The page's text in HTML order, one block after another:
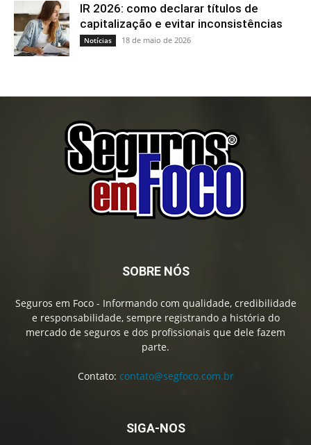
IR 2026: como declarar títulos de
capitalização e evitar inconsistências
Notícias 18 de maio de 2026
SOBRE NÓS
Seguros em Foco - Informando com qualidade, credibilidade
e responsabilidade, sempre registrando a história do
mercado de seguros e dos profissionais que dele fazem
parte.
Contato: contato@segfoco.com.br
SIGA-NOS